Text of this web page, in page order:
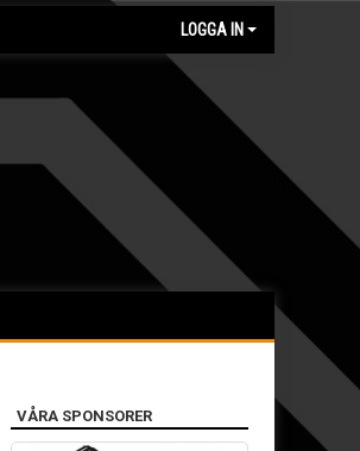
LOGGA IN
VÅRA SPONSORER